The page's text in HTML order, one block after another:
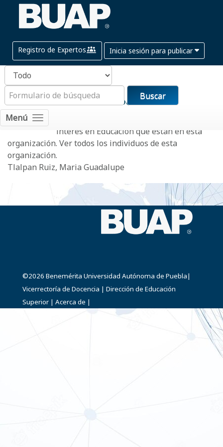
Registro de Expertos Inicia sesión para publicar
Buscar
Menú
Facultad de Psicología
interés en Educación que están en esta
organización. Ver todos los individuos de esta
organización.
Tlalpan Ruiz, Maria Guadalupe
©2026 Benemérita Universidad Autónoma de Puebla|
Vicerrectoría de Docencia | Dirección de Educación
Superior | Acerca de |